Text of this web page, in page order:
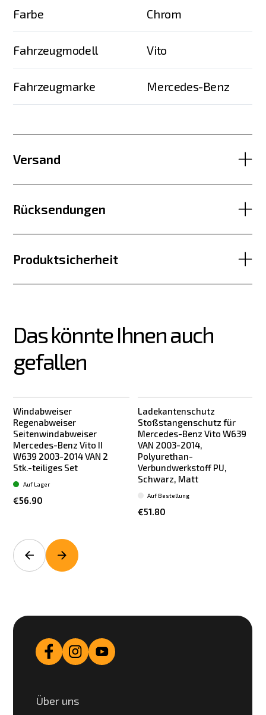
Farbe Chrom
Fahrzeugmodell Vito
Fahrzeugmarke Mercedes-Benz
Versand
Rücksendungen
Produktsicherheit
Das könnte Ihnen auch
gefallen
Windabweiser
Regenabweiser
Seitenwindabweiser
Mercedes-Benz Vito II
W639 2003-2014 VAN 2
Stk.-teiliges Set
€56.90
Auf Lager
Ladekantenschutz
Stoßstangenschutz für
Mercedes-Benz Vito W639
VAN 2003-2014,
Polyurethan-
Verbundwerkstoff PU,
Schwarz, Matt
€51.80
Auf Bestellung
Über uns